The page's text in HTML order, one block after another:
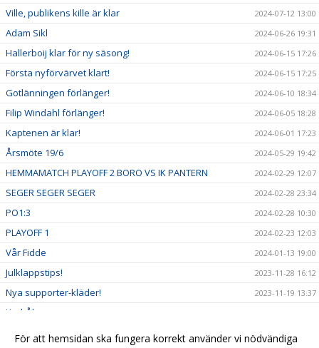
Ville, publikens kille är klar 2024-07-12 13:00
Adam Sikl 2024-06-26 19:31
Hallerboij klar för ny säsong! 2024-06-15 17:26
Första nyförvärvet klart! 2024-06-15 17:25
Gotlänningen förlänger! 2024-06-10 18:34
Filip Windahl förlänger! 2024-06-05 18:28
Kaptenen är klar! 2024-06-01 17:23
Årsmöte 19/6 2024-05-29 19:42
HEMMAMATCH PLAYOFF 2 BORO VS IK PANTERN 2024-02-29 12:07
SEGER SEGER SEGER 2024-02-28 23:34
PO1:3 2024-02-28 10:30
PLAYOFF 1 2024-02-23 12:03
Vår Fidde 2024-01-13 19:00
Julklappstips! 2023-11-28 16:12
Nya supporter-kläder! 2023-11-19 13:37
Karl-Åke
Bengtssons inställt 2023-10-28 14:29
För att hemsidan ska fungera korrekt använder vi nödvändiga